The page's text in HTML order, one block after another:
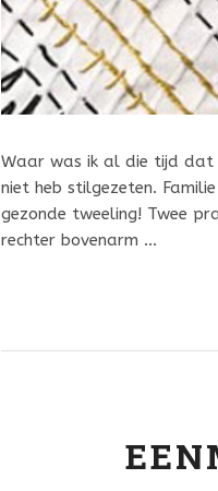
Waar was ik al die tijd dat
niet heb stilgezeten.
gezonde tweeling! Twee
rechter bovenarm …